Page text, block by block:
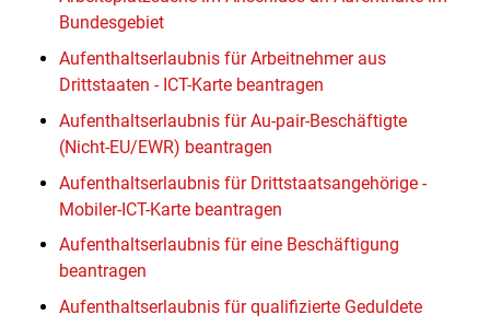
Bundesgebiet
Aufenthaltserlaubnis für Arbeitnehmer aus
Drittstaaten - ICT-Karte beantragen
Aufenthaltserlaubnis für Au-pair-Beschäftigte
(Nicht-EU/EWR) beantragen
Aufenthaltserlaubnis für Drittstaatsangehörige -
Mobiler-ICT-Karte beantragen
Aufenthaltserlaubnis für eine Beschäftigung
beantragen
Aufenthaltserlaubnis für qualifizierte Geduldete